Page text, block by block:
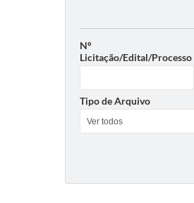
Nº
Licitação/Edital/Processo
Tipo de Arquivo